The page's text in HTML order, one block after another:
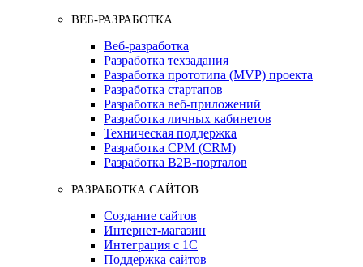
ВЕБ-РАЗРАБОТКА
Веб-разработка
Разработка техзадания
Разработка прототипа (MVP) проекта
Разработка стартапов
Разработка веб-приложений
Разработка личных кабинетов
Техническая поддержка
Разработка СРМ (CRM)
Разработка B2B-порталов
РАЗРАБОТКА САЙТОВ
Создание сайтов
Интернет-магазин
Интеграция с 1С
Поддержка сайтов